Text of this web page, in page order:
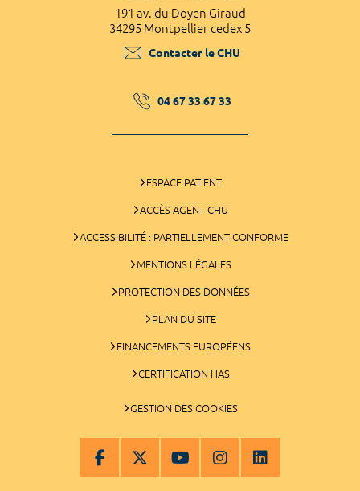
191 av. du Doyen Giraud
34295 Montpellier cedex 5
Contacter le CHU
04 67 33 67 33
ESPACE PATIENT
ACCÈS AGENT CHU
ACCESSIBILITÉ : PARTIELLEMENT CONFORME
MENTIONS LÉGALES
PROTECTION DES DONNÉES
PLAN DU SITE
FINANCEMENTS EUROPÉENS
CERTIFICATION HAS
GESTION DES COOKIES